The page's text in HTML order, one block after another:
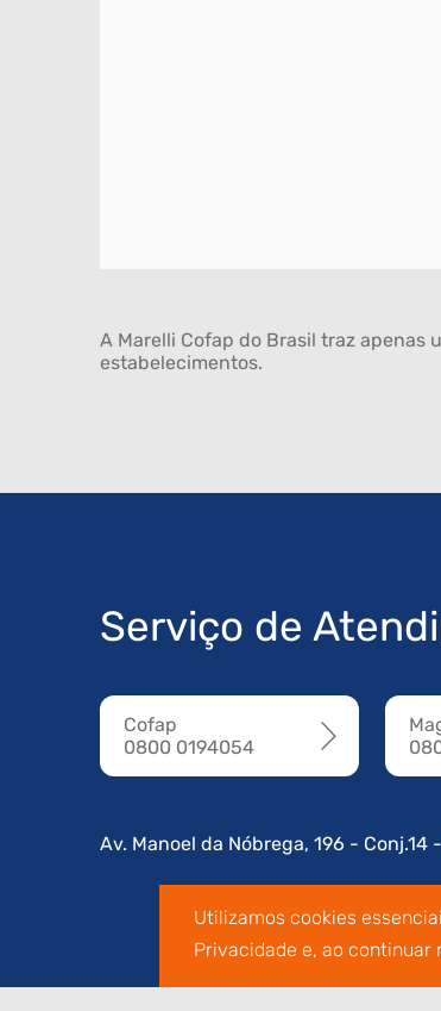
Utilizamos cookies
Privacidade e, ao continuar
A Marelli Cofap do Brasil traz apenas
estabelecimentos.
Serviço de
Cofap
0800 0194054
Av. Manoel da Nóbrega, 196 -